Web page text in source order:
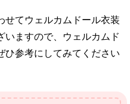
せてウェルカムドール衣装
いますので、ウェルカムド
ひ参考にしてみてください